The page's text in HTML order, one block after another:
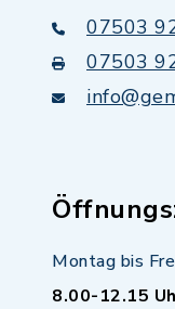
07503
07503
Montag bis
8.00-12.15